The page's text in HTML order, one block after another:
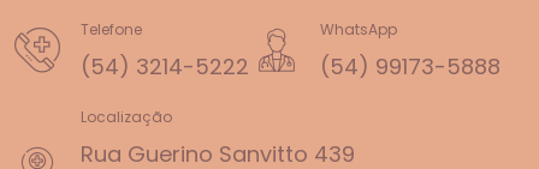
Telefone
(54) 3214-5222
WhatsApp
(54) 99173-5888
Localização
Rua Guerino Sanvitto 439